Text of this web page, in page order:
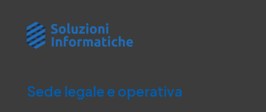
Sede legale e operativa